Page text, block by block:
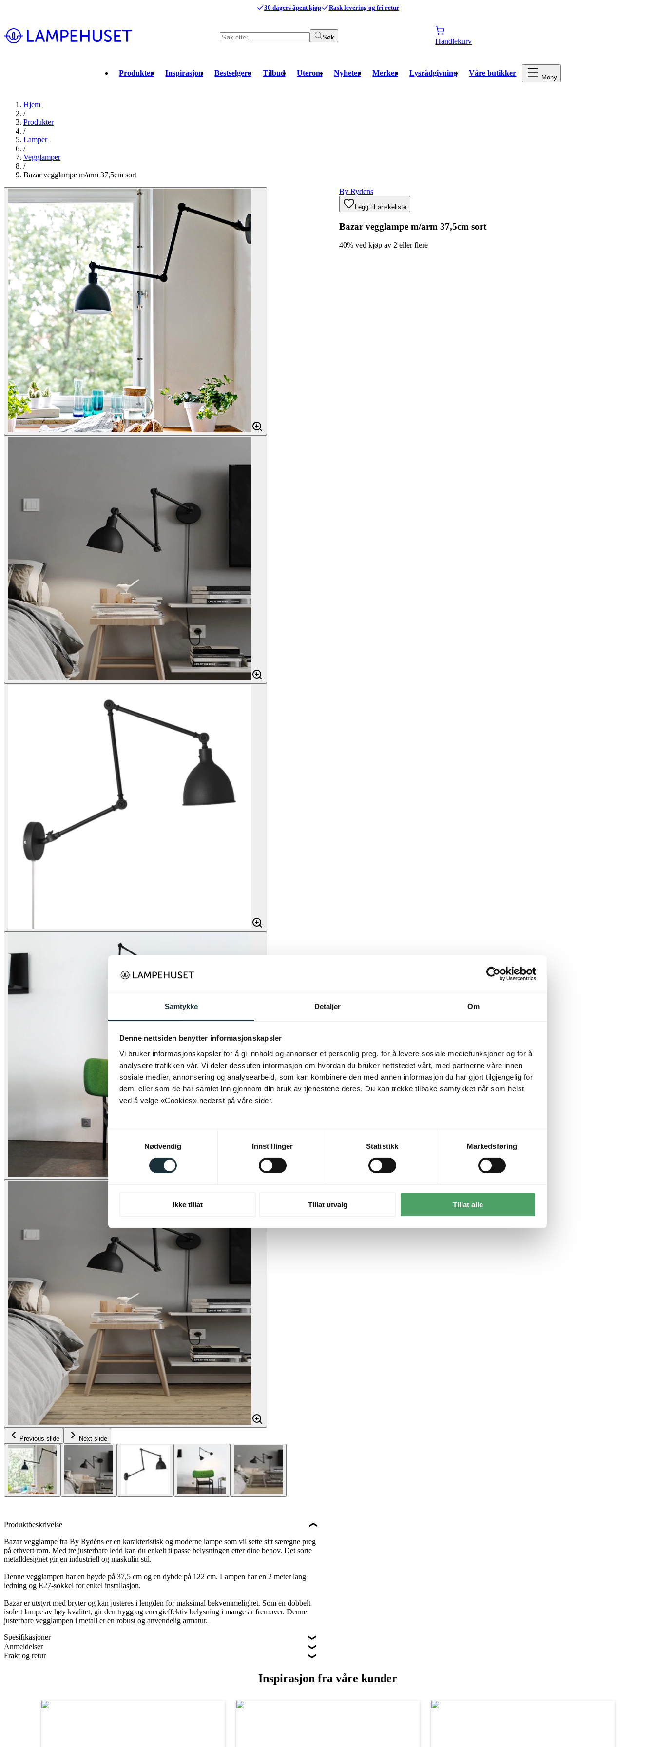
Samtykke Detaljer Om
Denne nettsiden benytter informasjonskapsler
Vi bruker informasjonskapsler for å gi innhold og annonser et personlig preg, for å levere sosiale mediefunksjoner og for å
analysere trafikken vår. Vi deler dessuten informasjon om hvordan du bruker nettstedet vårt, med partnerne våre innen
sosiale medier, annonsering og analysearbeid, som kan kombinere den med annen informasjon du har gjort tilgjengelig for
dem, eller som de har samlet inn gjennom din bruk av tjenestene deres. Du kan trekke tilbake samtykket når som helst
ved å velge «Cookies» nederst på våre sider.
Nødvendig
Innstillinger Statistikk Markedsføring
Ikke tillat Tillat utvalg Tillat alle
30 dagers åpent kjøp Rask levering og fri retur
Søk Handlekurv
Produkter Inspirasjon Bestselgere Tilbud Uterom Nyheter Merker Lysrådgivning Våre butikker Meny
Hjem
/
Produkter
/
Lamper
/
Vegglamper
/
Bazar vegglampe m/arm 37,5cm sort
Previous slide Next slide
By Rydens
Legg til ønskeliste
Bazar vegglampe m/arm 37,5cm sort
40% ved kjøp av 2 eller flere
Produktbeskrivelse
Bazar vegglampe fra By Rydéns er en karakteristisk og moderne lampe som vil sette sitt særegne preg
på ethvert rom. Med tre justerbare ledd kan du enkelt tilpasse belysningen etter dine behov. Det sorte
metalldesignet gir en industriell og maskulin stil.
Denne vegglampen har en høyde på 37,5 cm og en dybde på 122 cm. Lampen har en 2 meter lang
ledning og E27-sokkel for enkel installasjon.
Bazar er utstyrt med bryter og kan justeres i lengden for maksimal bekvemmelighet. Som en dobbelt
isolert lampe av høy kvalitet, gir den trygg og energieffektiv belysning i mange år fremover. Denne
justerbare vegglampen i metall er en robust og anvendelig armatur.
Spesifikasjoner
Anmeldelser
Frakt og retur
Inspirasjon fra våre kunder